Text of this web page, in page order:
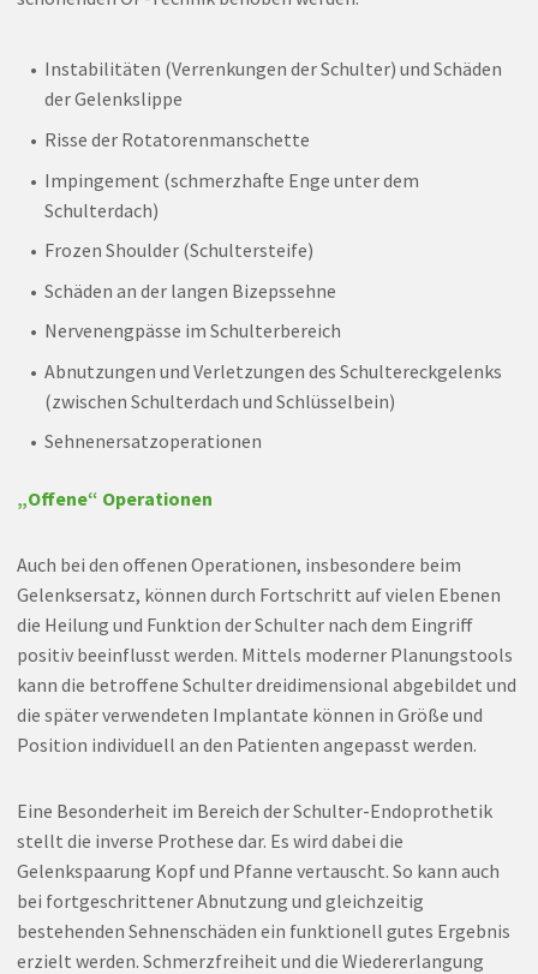
Instabilitäten (Verrenkungen der Schulter) und Schäden
der Gelenkslippe
Risse der Rotatorenmanschette
Impingement (schmerzhafte Enge unter dem
Schulterdach)
Frozen Shoulder (Schultersteife)
Schäden an der langen Bizepssehne
Nervenengpässe im Schulterbereich
Abnutzungen und Verletzungen des Schultereckgelenks
(zwischen Schulterdach und Schlüsselbein)
Sehnenersatzoperationen
„Offene“ Operationen
Auch bei den offenen Operationen, insbesondere beim
Gelenksersatz, können durch Fortschritt auf vielen Ebenen
die Heilung und Funktion der Schulter nach dem Eingriff
positiv beeinflusst werden. Mittels moderner Planungstools
kann die betroffene Schulter dreidimensional abgebildet und
die später verwendeten Implantate können in Größe und
Position individuell an den Patienten angepasst werden.
Eine Besonderheit im Bereich der Schulter-Endoprothetik
stellt die inverse Prothese dar. Es wird dabei die
Gelenkspaarung Kopf und Pfanne vertauscht. So kann auch
bei fortgeschrittener Abnutzung und gleichzeitig
bestehenden Sehnenschäden ein funktionell gutes Ergebnis
erzielt werden. Schmerzfreiheit und die Wiedererlangung